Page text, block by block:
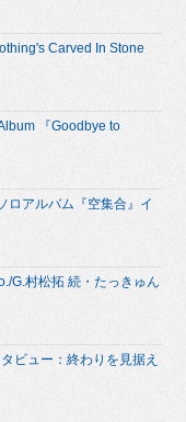
Carved In Stone
『Goodbye to
ロアルバム『空集合』イ
G.村松拓 続・たっきゅん
ビュー：終わりを見据え